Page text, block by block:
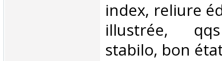
index, reliure
illustrée,
stabilo, bon